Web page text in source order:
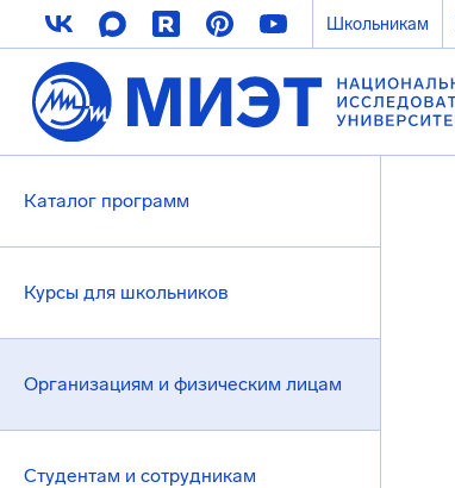
Школьникам
Каталог программ
Курсы для школьников
Организациям и физическим лицам
Студентам и сотрудникам